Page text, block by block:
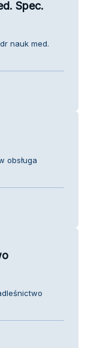
Spec.
nauk med.
obsługa